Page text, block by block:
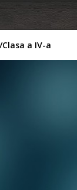
Clasa a IV-a